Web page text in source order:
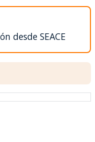
desde SEACE